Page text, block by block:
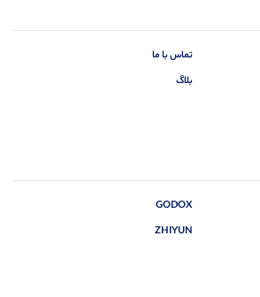
تماس با ما
بلاگ
GODOX
ZHIYUN